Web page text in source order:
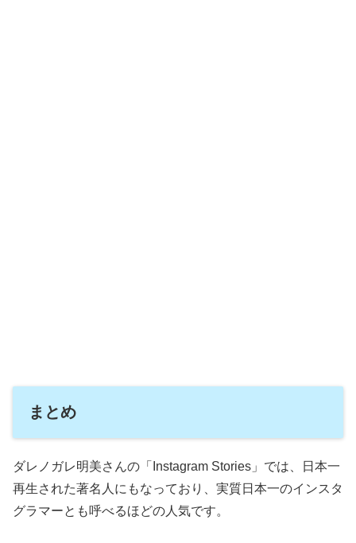
まとめ
ダレノガレ明美さんの「Instagram Stories」では、日本一
再生された著名人にもなっており、実質日本一のインスタ
グラマーとも呼べるほどの人気です。